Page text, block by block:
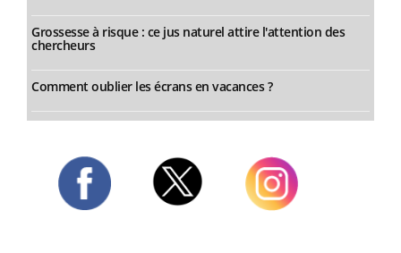
Grossesse à risque : ce jus naturel attire l'attention des
chercheurs
Comment oublier les écrans en vacances ?